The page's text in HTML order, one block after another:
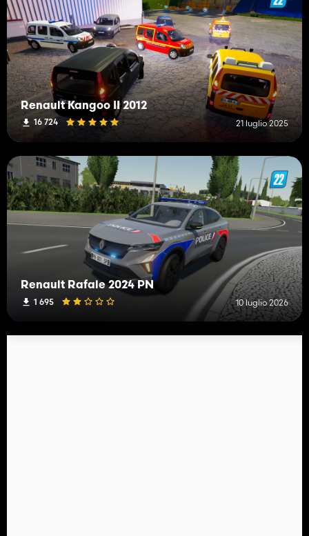
Renault Kangoo II 2012
16 724 21 luglio 2025
Renault Rafale 2024 PN
1 695 10 luglio 2026